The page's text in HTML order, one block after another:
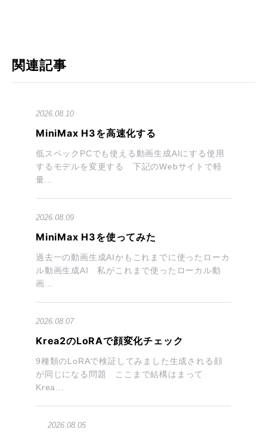
関連記事
2026.08.10
MiniMax H3を高速化する
低スペックPCでも使える動画生成AIにする使用
するモデルを変更する 下記のWebサイトで軽
量...
2026.08.09
MiniMax H3を使ってみた
過去一の動画生成AIかもこれまでに使ったローカ
ル動画生成AI 私がこれまで使ったローカル動
画...
2026.08.07
Krea2のLoRAで顔変化チェック
9種類のLoRAで検証してみました生成される顔
が同じになる問題 ここまで結構はまって
Krea...
2026.08.05